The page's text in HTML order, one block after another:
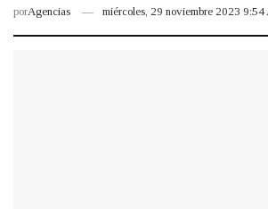
porAgencias miércoles, 29 noviembre 2023 9:54